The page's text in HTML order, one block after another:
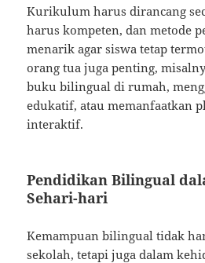
Kurikulum harus dirancang
harus kompeten, dan metode
menarik agar siswa tetap
orang tua juga penting,
buku bilingual di rumah,
edukatif, atau memanfaatkan
interaktif.
Pendidikan Bilingual
Sehari-hari
Kemampuan bilingual tidak
sekolah, tetapi juga dalam